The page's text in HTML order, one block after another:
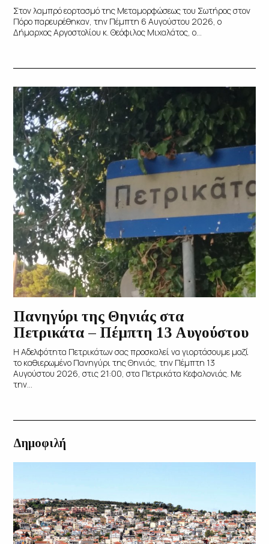
Στον λαμπρό εορτασμό της Μεταμορφώσεως του Σωτήρος στον
Πόρο παρευρέθηκαν, την Πέμπτη 6 Αυγούστου 2026, ο
Δήμαρχος Αργοστολίου κ. Θεόφιλος Μιχαλάτος, ο...
Πανηγύρι της Θηνιάς στα
Πετρικάτα – Πέμπτη 13 Αυγούστου
Η Αδελφότητα Πετρικάτων σας προσκαλεί να γιορτάσουμε μαζί
το καθιερωμένο Πανηγύρι της Θηνιάς, την Πέμπτη 13
Αυγούστου 2026, στις 21:00, στα Πετρικάτα Κεφαλονιάς. Με
την...
Δημοφιλή